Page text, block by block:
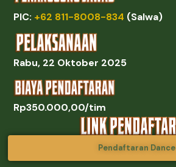
PIC: +62 811-8008-834 (Salwa)
Rabu, 22 Oktober 2025
Rp350.000,00/tim
Pendaftaran Dance